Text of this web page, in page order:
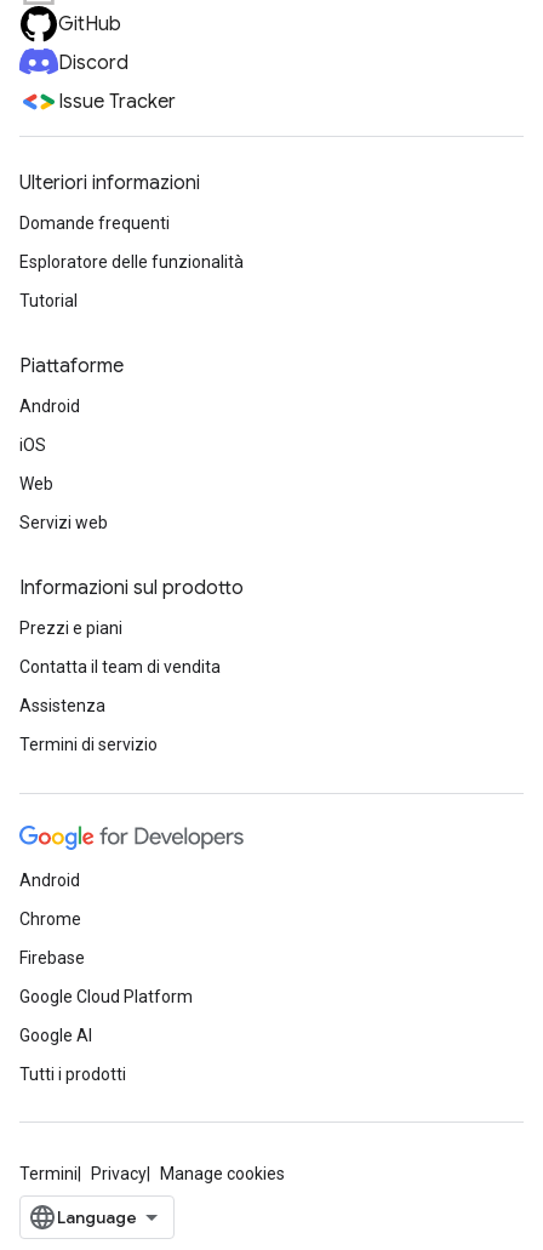
GitHub
Discord
Issue Tracker
Ulteriori informazioni
Domande frequenti
Esploratore delle funzionalità
Tutorial
Piattaforme
Android
iOS
Web
Servizi web
Informazioni sul prodotto
Prezzi e piani
Contatta il team di vendita
Assistenza
Termini di servizio
Android
Chrome
Firebase
Google Cloud Platform
Google AI
Tutti i prodotti
Termini Privacy Manage cookies